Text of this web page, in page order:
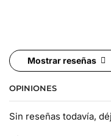
Mostrar reseñas
OPINIONES
Sin reseñas todavía,